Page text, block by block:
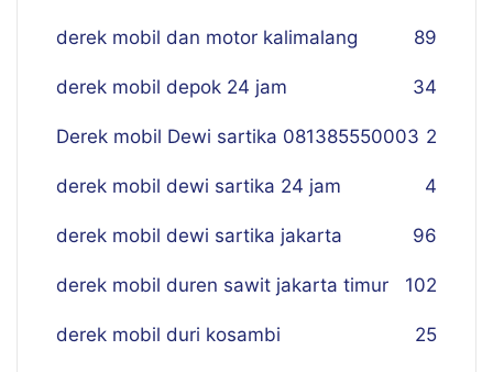
derek mobil dan motor kalimalang 89
derek mobil depok 24 jam 34
Derek mobil Dewi sartika 081385550003 2
derek mobil dewi sartika 24 jam 4
derek mobil dewi sartika jakarta 96
derek mobil duren sawit jakarta timur 102
derek mobil duri kosambi 25